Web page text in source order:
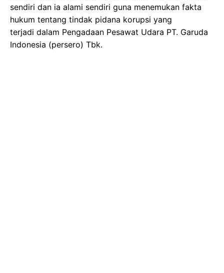
sendiri dan ia alami sendiri guna menemukan fakta
hukum tentang tindak pidana korupsi yang
terjadi dalam Pengadaan Pesawat Udara PT. Garuda
Indonesia (persero) Tbk.